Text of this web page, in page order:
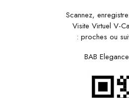
Scannez,
Visite Virtuel V-
proches ou
BAB